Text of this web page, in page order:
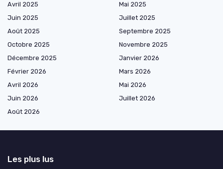
Avril 2025
Mai 2025
Juin 2025
Juillet 2025
Août 2025
Septembre 2025
Octobre 2025
Novembre 2025
Décembre 2025
Janvier 2026
Février 2026
Mars 2026
Avril 2026
Mai 2026
Juin 2026
Juillet 2026
Août 2026
Les plus lus